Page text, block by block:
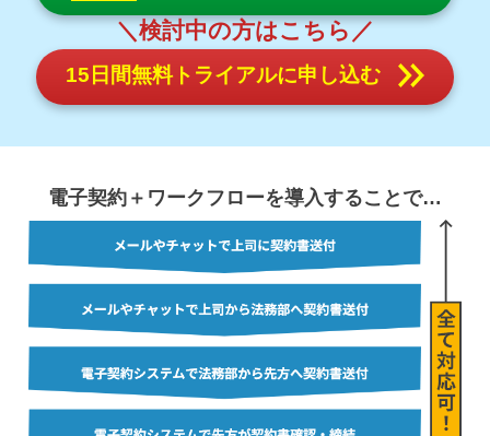
＼検討中の方はこちら／
15日間無料トライアルに申し込む
電子契約＋ワークフローを導入することで…